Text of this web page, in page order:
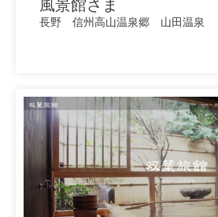
風景館さま
長野 信州高山温泉郷 山田温泉